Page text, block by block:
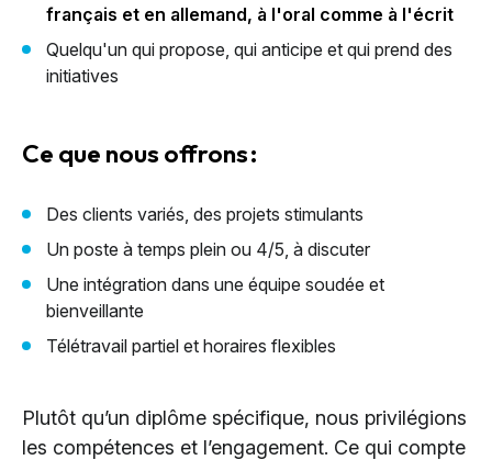
français et en allemand, à l'oral comme à l'écrit
Quelqu'un qui propose, qui anticipe et qui prend des
initiatives
Ce que nous offrons :
Des clients variés, des projets stimulants
Un poste à temps plein ou 4/5, à discuter
Une intégration dans une équipe soudée et
bienveillante
Télétravail partiel et horaires flexibles
Plutôt qu’un diplôme spécifique, nous privilégions
les compétences et l’engagement. Ce qui compte